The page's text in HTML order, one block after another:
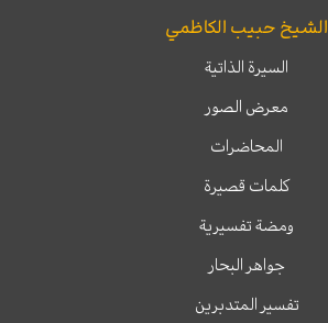
الشيخ حبيب الكاظمي
السيرة الذاتية
معرض الصور
المحاضرات
كلمات قصيرة
ومضة تفسيرية
جواهر البحار
تفسير المتدبرين